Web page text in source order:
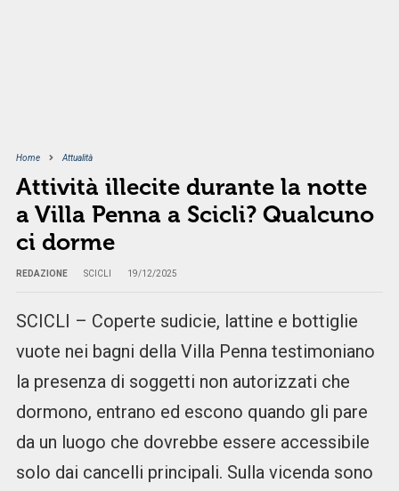
Home Attualità
Attività illecite durante la notte
a Villa Penna a Scicli? Qualcuno
ci dorme
REDAZIONE SCICLI 19/12/2025
SCICLI – Coperte sudicie, lattine e bottiglie
vuote nei bagni della Villa Penna testimoniano
la presenza di soggetti non autorizzati che
dormono, entrano ed escono quando gli pare
da un luogo che dovrebbe essere accessibile
solo dai cancelli principali. Sulla vicenda sono